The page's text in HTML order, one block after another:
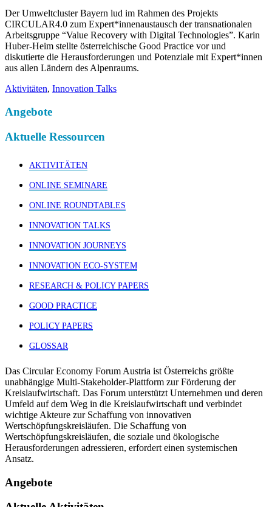
Der Umweltcluster Bayern lud im Rahmen des Projekts
CIRCULAR4.0 zum Expert*innenaustausch der transnationalen
Arbeitsgruppe “Value Recovery with Digital Technologies”. Karin
Huber-Heim stellte österreichische Good Practice vor und
diskutierte die Herausforderungen und Potenziale mit Expert*innen
aus allen Ländern des Alpenraums.
Aktivitäten, Innovation Talks
Angebote
Aktuelle Ressourcen
AKTIVITÄTEN
ONLINE SEMINARE
ONLINE ROUNDTABLES
INNOVATION TALKS
INNOVATION JOURNEYS
INNOVATION ECO-SYSTEM
RESEARCH & POLICY PAPERS
GOOD PRACTICE
POLICY PAPERS
GLOSSAR
Das Circular Economy Forum Austria ist Österreichs größte
unabhängige Multi-Stakeholder-Plattform zur Förderung der
Kreislaufwirtschaft. Das Forum unterstützt Unternehmen und deren
Umfeld auf dem Weg in die Kreislaufwirtschaft und verbindet
wichtige Akteure zur Schaffung von innovativen
Wertschöpfungskreisläufen. Die Schaffung von
Wertschöpfungskreisläufen, die soziale und ökologische
Herausforderungen adressieren, erfordert einen systemischen
Ansatz.
Angebote